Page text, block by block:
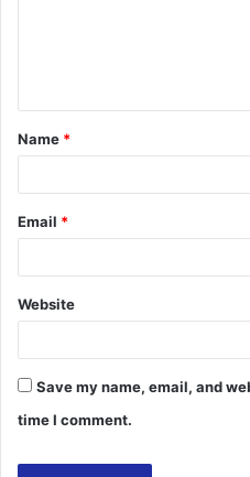
t
*
Name *
Email *
Website
Save my name, email, and
time I comment.